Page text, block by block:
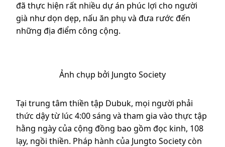
đã thực hiện rất nhiều dự án phúc lợi cho người
già như dọn dẹp, nấu ăn phụ và đưa rước đến
những địa điểm công cộng.
Ảnh chụp bởi Jungto Society
Tại trung tâm thiền tập Dubuk, mọi người phải
thức dậy từ lúc 4:00 sáng và tham gia vào thực tập
hằng ngày của cộng đồng bao gồm đọc kinh, 108
lạy, ngồi thiền. Pháp hành của Jungto Society còn